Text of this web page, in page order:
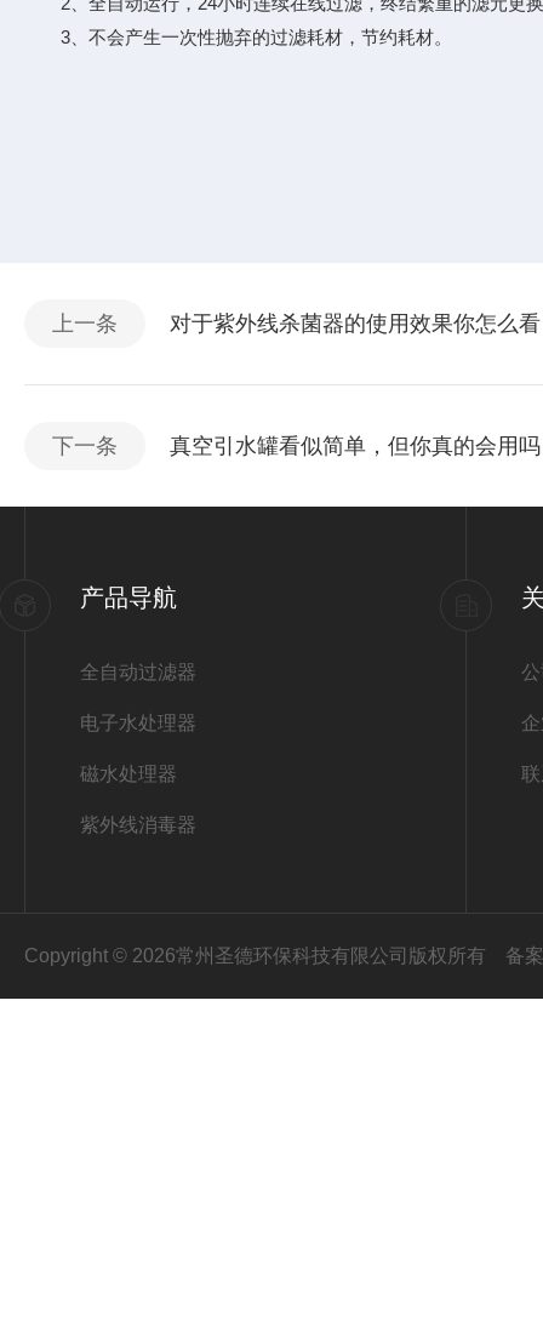
3、不会产生一次性抛弃的过滤耗材，节约耗材。
上一条 对于紫外线杀菌器的使用效果你怎么
下一条 真空引水罐看似简单，但你真的会用
产品导航
全自动过滤器
电子水处理器
磁水处理器
紫外线消毒器
Copyright © 2026常州圣德环保科技有限公司版权所有 备